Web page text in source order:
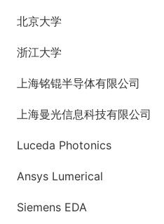
北京大学
浙江大学
上海铭锟半导体有限公司
上海曼光信息科技有限公司
Luceda Photonics
Ansys Lumerical
Siemens EDA